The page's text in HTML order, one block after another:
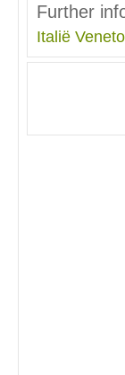
Further
Italië Veneto